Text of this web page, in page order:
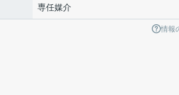
専任媒介
情報